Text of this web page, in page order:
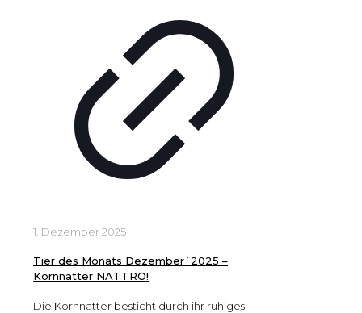
1. Dezember 2025
Tier des Monats Dezember´2025 –
Kornnatter NATTRO!
Die Kornnatter besticht durch ihr ruhiges